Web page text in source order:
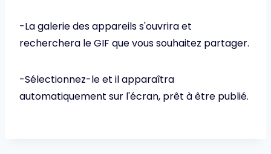
-La galerie des appareils s'ouvrira et
recherchera le GIF que vous souhaitez partager.
-Sélectionnez-le et il apparaîtra
automatiquement sur l'écran, prêt à être publié.